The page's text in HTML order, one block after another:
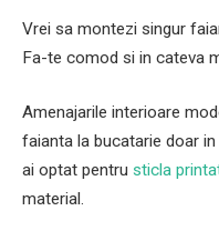
Vrei sa montezi singur
Fa-te comod si in cateva
Amenajarile interioare
faianta la bucatarie doar
ai optat pentru sticla
material.